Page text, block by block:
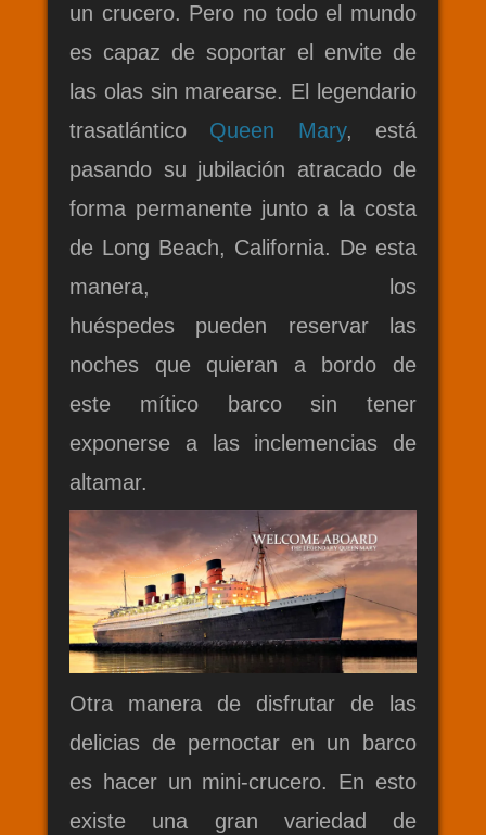
un crucero. Pero no todo el mundo
es capaz de soportar el envite de
las olas sin marearse. El legendario
trasatlántico Queen Mary, está
pasando su jubilación atracado de
forma permanente junto a la costa
de Long Beach, California. De esta
manera, los
huéspedes pueden reservar las
noches que quieran a bordo de
este mítico barco sin tener
exponerse a las inclemencias de
altamar.
Otra manera de disfrutar de las
delicias de pernoctar en un barco
es hacer un mini-crucero. En esto
existe una gran variedad de